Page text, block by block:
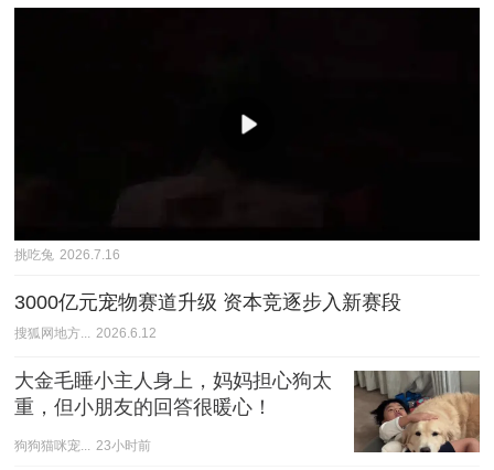
挑吃兔 2026.7.16
3000亿元宠物赛道升级 资本竞逐步入新赛段
搜狐网地方... 2026.6.12
大金毛睡小主人身上，妈妈担心狗太
重，但小朋友的回答很暖心！
狗狗猫咪宠... 23小时前